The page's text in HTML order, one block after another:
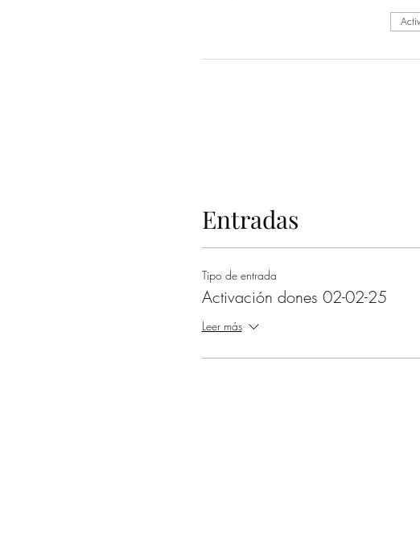
Entradas
Tipo de entrada
Activación dones 02-02-25
Leer más